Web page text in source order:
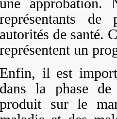
une approbation.
représentants de
autorités de santé.
représentent un
Enfin, il est
dans la phase
produit sur le